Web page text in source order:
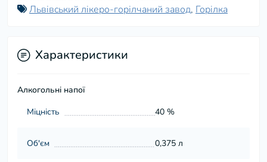
Львівський лікеро-горілчаний завод, Горілка
Характеристики
Алкогольні напої
Міцність
40 %
Об'єм 0,375 л